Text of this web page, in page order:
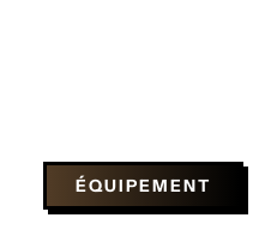
ÉQUIPEMENT